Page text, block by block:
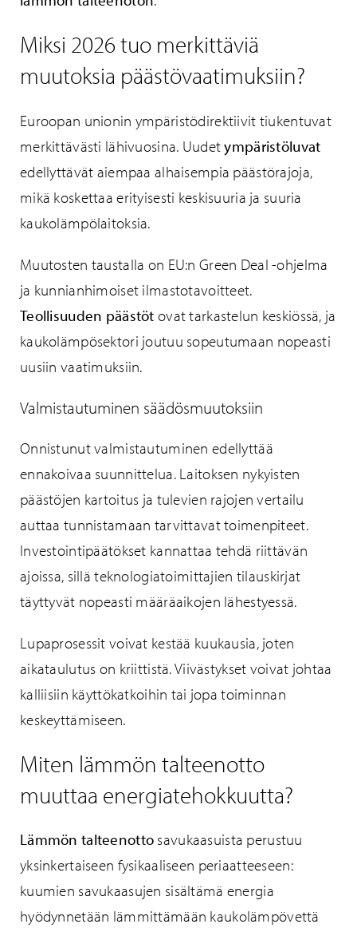
Miksi 2026 tuo merkittäviä
muutoksia päästövaatimuksiin?
Euroopan unionin ympäristödirektiivit tiukentuvat
merkittävästi lähivuosina. Uudetympäristöluvat
edellyttävät aiempaa alhaisempia päästörajoja,
mikä koskettaa erityisesti keskisuuria ja suuria
kaukolämpölaitoksia.
Muutosten taustalla on EU:n Green Deal -ohjelma
ja kunnianhimoiset ilmastotavoitteet.
Teollisuuden päästöt ovat tarkastelun keskiössä, ja
kaukolämpösektori joutuu sopeutumaan nopeasti
uusiin vaatimuksiin.
Valmistautuminen säädösmuutoksiin
Onnistunut valmistautuminen edellyttää
ennakoivaa suunnittelua. Laitoksen nykyisten
päästöjen kartoitus ja tulevien rajojen vertailu
auttaa tunnistamaan tarvittavat toimenpiteet.
Investointipäätökset kannattaa tehdä riittävän
ajoissa, sillä teknologiatoimittajien tilauskirjat
täyttyvät nopeasti määräaikojen lähestyessä.
Lupaprosessit voivat kestää kuukausia, joten
aikataulutus on kriittistä. Viivästykset voivat johtaa
kalliisiin käyttökatkoihin tai jopa toiminnan
keskeyttämiseen.
Miten lämmön talteenotto
muuttaa energiatehokkuutta?
Lämmön talteenotto savukaasuista perustuu
yksinkertaiseen fysikaaliseen periaatteeseen:
kuumien savukaasujen sisältämä energia
hyödynnetään lämmittämään kaukolämpövettä